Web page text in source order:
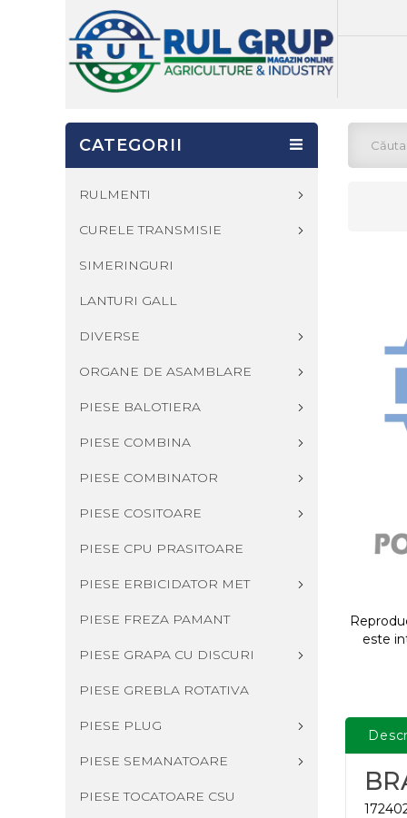
CATEGORII
RULMENTI
CURELE TRANSMISIE
SIMERINGURI
LANTURI GALL
DIVERSE
ORGANE DE ASAMBLARE
PIESE BALOTIERA
PIESE COMBINA
PIESE COMBINATOR
PIESE COSITOARE
PIESE CPU PRASITOARE
PIESE ERBICIDATOR MET
PIESE FREZA PAMANT
PIESE GRAPA CU DISCURI
PIESE GREBLA ROTATIVA
PIESE PLUG
PIESE SEMANATOARE
PIESE TOCATOARE CSU
este